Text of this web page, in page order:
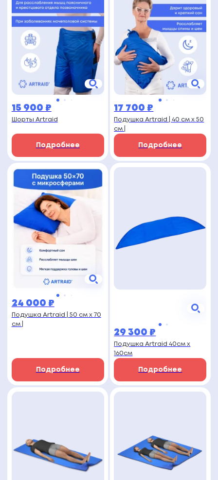
15 900 ₽
Шорты Artraid
Подробнее
17 700 ₽
Подушка Artraid | 40 см х 50
см |
Подробнее
24 000 ₽
Подушка Artraid | 50 см х 70
см |
Подробнее
29 300 ₽
Подушка Artraid 40см х
160см
Подробнее